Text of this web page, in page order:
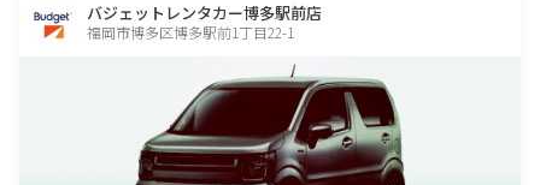
バジェットレンタカー博多駅前店
福岡市博多区博多駅前1丁目22-1